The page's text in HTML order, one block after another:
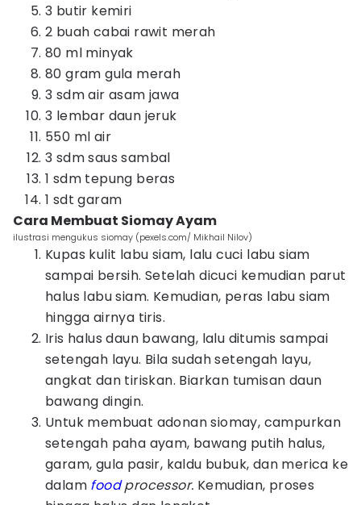
3 butir kemiri
2 buah cabai rawit merah
80 ml minyak
80 gram gula merah
3 sdm air asam jawa
3 lembar daun jeruk
550 ml air
3 sdm saus sambal
1 sdm tepung beras
1 sdt garam
Cara Membuat Siomay Ayam
ilustrasi mengukus siomay (pexels.com/ Mikhail Nilov)
Kupas kulit labu siam, lalu cuci labu siam
sampai bersih. Setelah dicuci kemudian parut
halus labu siam. Kemudian, peras labu siam
hingga airnya tiris.
Iris halus daun bawang, lalu ditumis sampai
setengah layu. Bila sudah setengah layu,
angkat dan tiriskan. Biarkan tumisan daun
bawang dingin.
Untuk membuat adonan siomay, campurkan
setengah paha ayam, bawang putih halus,
garam, gula pasir, kaldu bubuk, dan merica ke
dalam foodprocessor. Kemudian, proses